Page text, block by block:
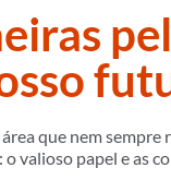
que nem
valioso papel e as